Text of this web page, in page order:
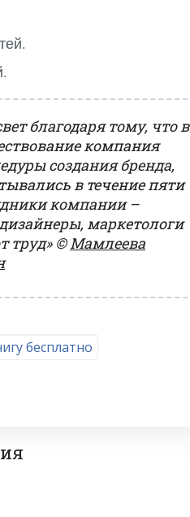
благодаря тому, что в
компания
создания бренда,
в течение пяти
компании –
маркетологи
труд»©Мамлеева
бесплатно